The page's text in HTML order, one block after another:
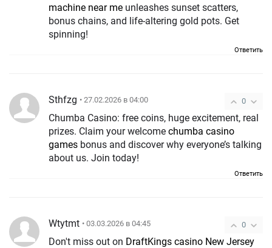
machine near me unleashes sunset scatters,
bonus chains, and life-altering gold pots. Get
spinning!
Ответить
0
Sthfzg • 27.02.2026 в 04:00
Chumba Casino: free coins, huge excitement, real
prizes. Claim your welcome chumba casino
games bonus and discover why everyone’s talking
about us. Join today!
Ответить
0
Wtytmt • 03.03.2026 в 04:45
Don't miss out on DraftKings casino New Jersey